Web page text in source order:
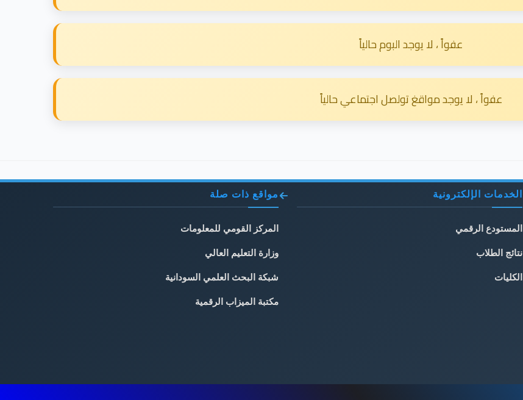
عفواً ، لا يوجد البوم حالياً
عفواً ، لا يوجد مواقغ تولصل اجتماعي حالياً
الخدمات الإلكترونية
المستودع الرقمي
نتائج الطلاب
الكليات
مواقع ذات صلة
المركز القومي للمعلومات
وزارة التعليم العالي
شبكة البحث العلمي السودانية
مكتبة الميزاب الرقمية